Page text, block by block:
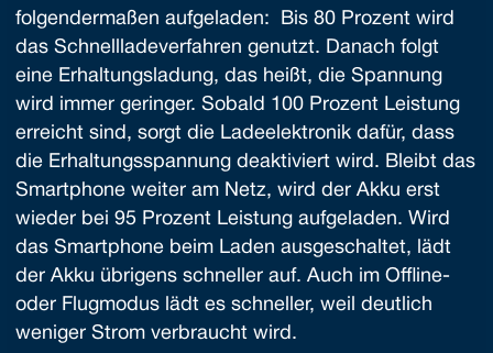
folgendermaßen aufgeladen: Bis 80 Prozent wird
das Schnellladeverfahren genutzt. Danach folgt
eine Erhaltungsladung, das heißt, die Spannung
wird immer geringer. Sobald 100 Prozent Leistung
erreicht sind, sorgt die Ladeelektronik dafür, dass
die Erhaltungsspannung deaktiviert wird. Bleibt das
Smartphone weiter am Netz, wird der Akku erst
wieder bei 95 Prozent Leistung aufgeladen. Wird
das Smartphone beim Laden ausgeschaltet, lädt
der Akku übrigens schneller auf. Auch im Offline-
oder Flugmodus lädt es schneller, weil deutlich
weniger Strom verbraucht wird.